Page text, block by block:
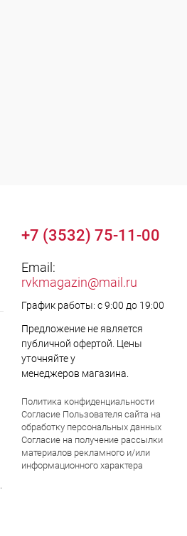
+7 (3532) 75-11-00
Email:
rvkmagazin@mail.ru
График работы: с 9:00 до 19:00
Предложение не является
публичной офертой. Цены
уточняйте у
менеджеров магазина.
Политика конфиденциальности
Согласие Пользователя сайта на
обработку персональных данных
Согласие на получение рассылки
материалов рекламного и/или
информационного характера